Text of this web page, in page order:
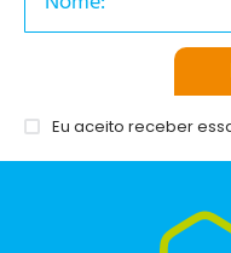
Eu aceito receber